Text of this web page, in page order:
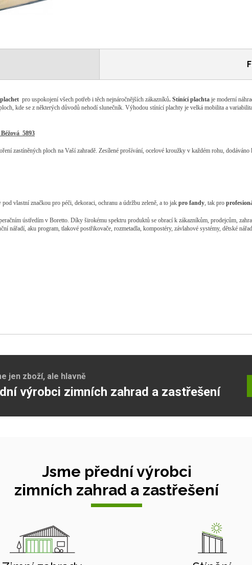
pro uspokojení všech potřeb i těch nejnáročnějších zákazníků. Stínící plachta je moderní
kde se z některých důvodů nehodí slunečník. Výhodou stínící plachty je velká mobilita a
5893
zastíněných ploch na Vaší zahradě. Zesílené prošívání, ocelové kroužky v každém rohu,
vlastní značkou pro péči, dekoraci, ochranu a údržbu zeleně, a to jak pro fandy, tak pro
ústředím v Boretto. Díky širokému spektru produktů se obrací k zákazníkům, prodejcům,
nářadí, aku program, tlakové postřikovače, rozmetadla, kompostéry, závlahové systémy, dětské
jen zboží, ale hlavně
výrobci zimních zahrad a zastřešení
Jsme přední výrobci
zimních zahrad a zastřešení